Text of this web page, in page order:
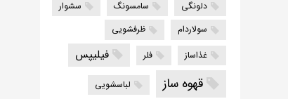
دلونگی سامسونگ
سشوار
سولاردام
ظرفشویی
غذاساز
فلر فیلیپس
قهوه ساز لباسشویی